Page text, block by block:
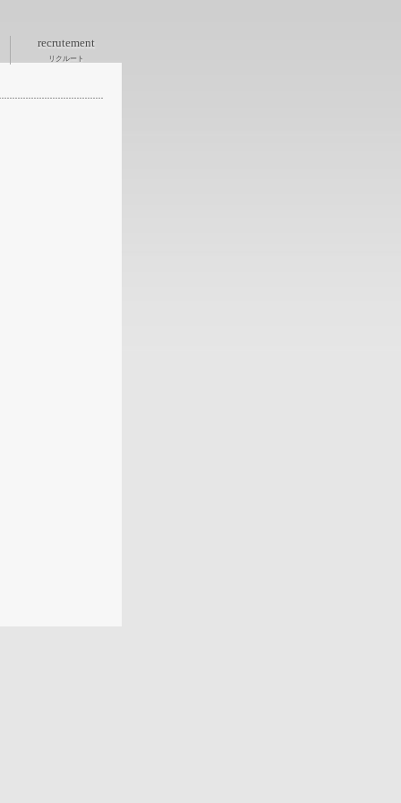
recrutement
リクルート